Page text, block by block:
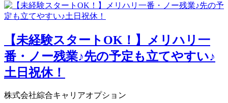
【未経験スタートOK！】メリハリ一
番・ノー残業♪先の予定も立てやすい♪
土日祝休！
株式会社綜合キャリアオプション